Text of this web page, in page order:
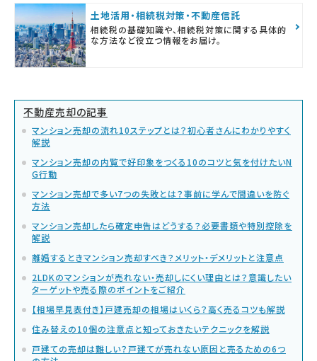
土地活用・相続税対策・不動産信託
相続税の基礎知識や、相続税対策に関する具体的
な方法など役立つ情報をお届け。
不動産売却の記事
マンション売却の流れ10ステップとは？初心者さんにわかりやすく
解説
マンション売却の内覧で好印象をつくる10のコツと気を付けたいN
G行動
マンション売却で多い7つの失敗とは？事前に学んで間違いを防ぐ
方法
マンション売却したら確定申告はどうする？必要書類や特別控除を
解説
離婚するときマンション売却すべき？メリット・デメリットと注意点
2LDKのマンションが売れない・売却しにくい理由とは？意識したい
ターゲットや売る際のポイントをご紹介
【相場早見表付き】戸建売却の相場はいくら？高く売るコツも解説
住み替えの10個の注意点と知っておきたいテクニックを解説
戸建ての売却は難しい？戸建てが売れない原因と売るための6つ